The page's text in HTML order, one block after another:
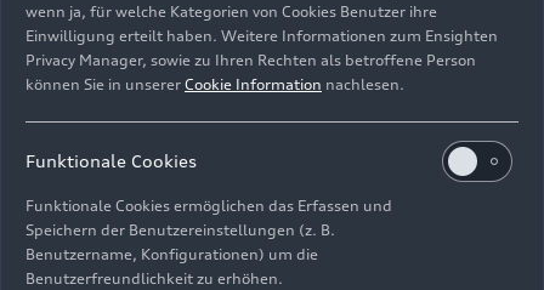
mit SAIC Audi einfach in Verbindung treten
können. „Das HoP wird für unsere Fans zu einem
exklusiven Club in der Stadt“, sagte Thorsten
Godulla, President SAIC Audi Sales & Marketing.
Das Unternehmen unterstreicht damit seine
Ambitionen in puncto Kundenservice: Ein Audi
soll den Alltag bereichern, Kund_innen ein Gefühl
der Zugehörigkeit vermitteln und ein Erlebnis
bieten, das ihre Erwartungen von Anfang bis Ende
übertrifft.
wenn ja, für welche Kategorien von Cookies Benutzer ihre
Einwilligung erteilt haben. Weitere Informationen zum Ensighten
Privacy Manager, sowie zu Ihren Rechten als betroffene Person
können Sie in unserer Cookie Information nachlesen.
Funktionale Cookies
Funktionale Cookies ermöglichen das Erfassen und
Speichern der Benutzereinstellungen (z. B.
Benutzername, Konfigurationen) um die
Benutzerfreundlichkeit zu erhöhen.